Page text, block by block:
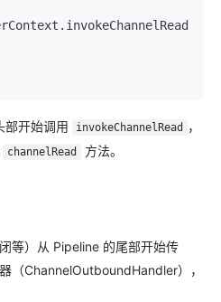
部开始调用 invokeChannelRead
，
channelRead 方法。
等）从 Pipeline 的尾部开始传
（ChannelOutboundHandler），